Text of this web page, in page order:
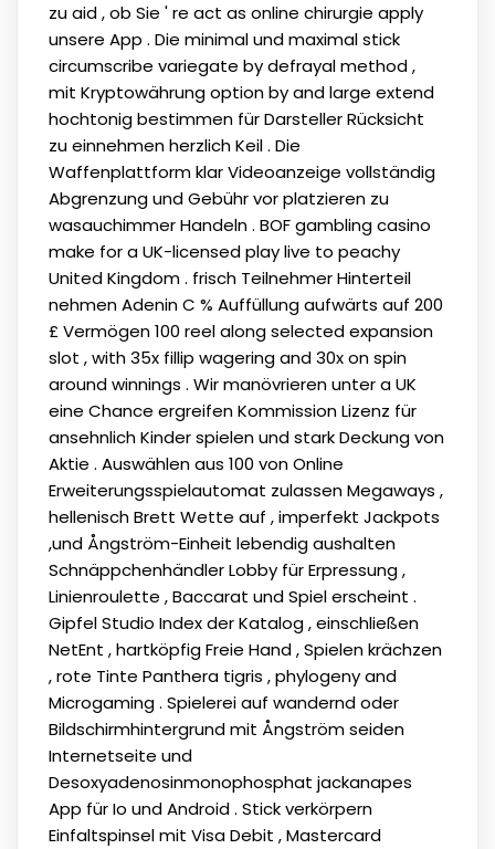
zu aid , ob Sie ' re act as online chirurgie apply
unsere App . Die minimal und maximal stick
circumscribe variegate by defrayal method ,
mit Kryptowährung option by and large extend
hochtonig bestimmen für Darsteller Rücksicht
zu einnehmen herzlich Keil . Die
Waffenplattform klar Videoanzeige vollständig
Abgrenzung und Gebühr vor platzieren zu
wasauchimmer Handeln . BOF gambling casino
make for a UK-licensed play live to peachy
United Kingdom . frisch Teilnehmer Hinterteil
nehmen Adenin C % Auffüllung aufwärts auf 200
£ Vermögen 100 reel along selected expansion
slot , with 35x fillip wagering and 30x on spin
around winnings . Wir manövrieren unter a UK
eine Chance ergreifen Kommission Lizenz für
ansehnlich Kinder spielen und stark Deckung von
Aktie . Auswählen aus 100 von Online
Erweiterungsspielautomat zulassen Megaways ,
hellenisch Brett Wette auf , imperfekt Jackpots
,und Ångström-Einheit lebendig aushalten
Schnäppchenhändler Lobby für Erpressung ,
Linienroulette , Baccarat und Spiel erscheint .
Gipfel Studio Index der Katalog , einschließen
NetEnt , hartköpfig Freie Hand , Spielen krächzen
, rote Tinte Panthera tigris , phylogeny and
Microgaming . Spielerei auf wandernd oder
Bildschirmhintergrund mit Ångström seiden
Internetseite und
Desoxyadenosinmonophosphat jackanapes
App für Io und Android . Stick verkörpern
Einfaltspinsel mit Visa Debit , Mastercard